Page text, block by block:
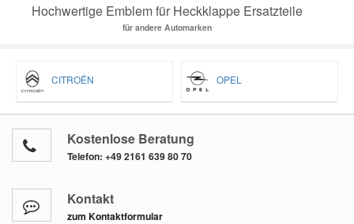
Hochwertige Emblem für Heckklappe Ersatzteile
für andere Automarken
CITROËN OPEL
Kostenlose Beratung
Telefon: +49 2161 639 80 70
Kontakt
zum Kontaktformular